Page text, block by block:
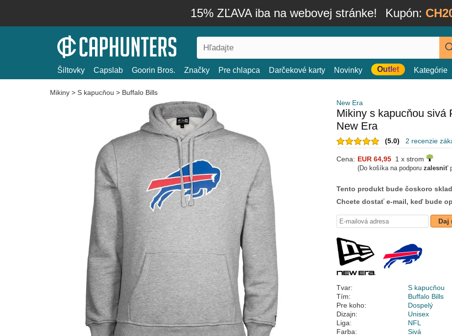
15% ZĽAVA iba na webovej stránke! Kupón:
Šiltovky Capslab Goorin Bros. Značky Pre chlapca Darčekové karty Novinky Outlet Kategórie
Mikiny > S kapucňou > Buffalo Bills
New Era
Mikiny s kapucňou sivá
New Era
(5.0) 2 recenzie
Cena: EUR 64,95 1 x strom
(Do košíka na podporu zalesniť
Tento produkt bude čoskoro
Chcete dostať e-mail, keď bude
Daj
Tvar:
S kapucňou
Tím:
Buffalo Bills
Pre koho:
Dospelý
Dizajn:
Unisex
Liga:
NFL
Farba:
Sivá